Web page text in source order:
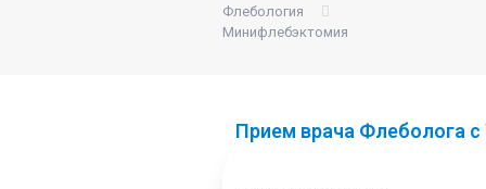
Флебология
Минифлебэктомия
Прием врача Флеболога с